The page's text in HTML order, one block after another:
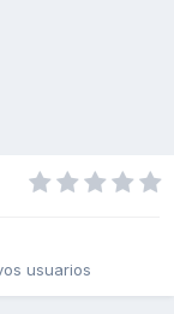
usuarios